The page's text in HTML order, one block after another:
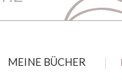
MEINE BÜCHER